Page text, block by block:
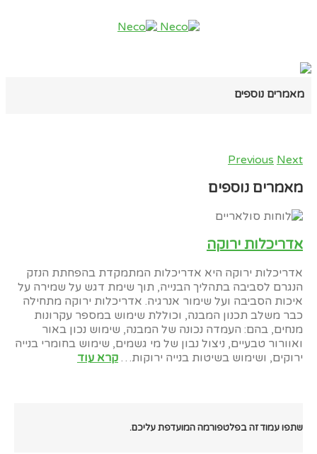
מאמרים נוספים
Previous Next
מאמרים נוספים
אדריכלות ירוקה
אדריכלות ירוקה היא אדריכלות המתמקדת בהפחתת הנזק
הנגרם לסביבה בתהליך הבנייה, תוך שימת דגש על שמירה על
איכות הסביבה ועל שימור אנרגיה. אדריכלות ירוקה מתחילה
כבר משלב תכנון המבנה, וכוללת שימוש במספר עקרונות
מנחים, בהם: העמדה נכונה של המבנה, שימוש נכון באור
ואוורור טבעיים, ניצול נבון של מי גשמים, שימוש בחומרי בנייה
ירוקים, ושימוש בשיטות בנייה ירוקות… קרא עוד
שתפו עמוד זה בפלטפורמה המועדפת עליכם.